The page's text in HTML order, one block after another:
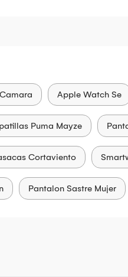
Apple Watch Se
Puma Mayze
Cortaviento
Pantalon Sastre Mujer